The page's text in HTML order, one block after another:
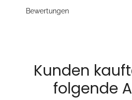
Bewertungen
Kunden
folgende